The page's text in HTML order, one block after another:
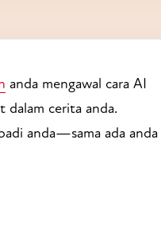
anda mengawal cara AI
dalam cerita anda.
anda—sama ada anda